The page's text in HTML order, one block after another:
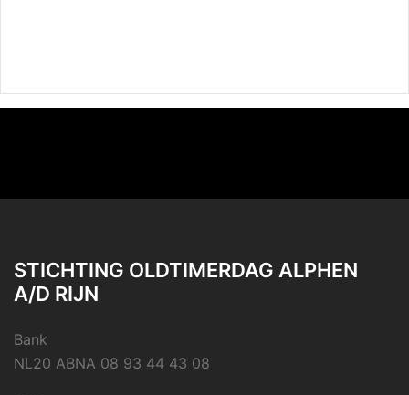
STICHTING OLDTIMERDAG ALPHEN
A/D RIJN
Bank
NL20 ABNA 08 93 44 43 08